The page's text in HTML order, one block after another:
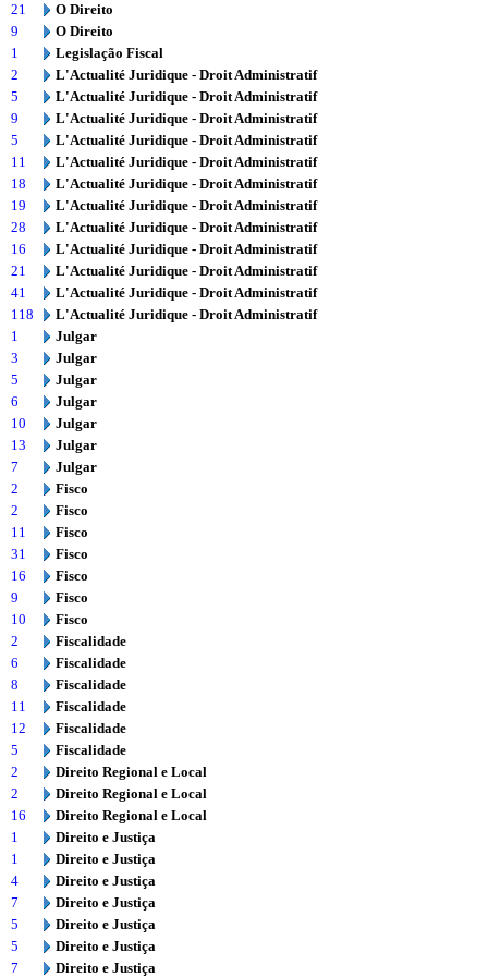
21
O Direito
9
O Direito
1
Legislação Fiscal
2
L'Actualité Juridique - Droit Administratif
5
L'Actualité Juridique - Droit Administratif
9
L'Actualité Juridique - Droit Administratif
5
L'Actualité Juridique - Droit Administratif
11
L'Actualité Juridique - Droit Administratif
18
L'Actualité Juridique - Droit Administratif
19
L'Actualité Juridique - Droit Administratif
28
L'Actualité Juridique - Droit Administratif
16
L'Actualité Juridique - Droit Administratif
21
L'Actualité Juridique - Droit Administratif
41
L'Actualité Juridique - Droit Administratif
118
L'Actualité Juridique - Droit Administratif
1
Julgar
3
Julgar
5
Julgar
6
Julgar
10
Julgar
13
Julgar
7
Julgar
2
Fisco
2
Fisco
11
Fisco
31
Fisco
16
Fisco
9
Fisco
10
Fisco
2
Fiscalidade
6
Fiscalidade
8
Fiscalidade
11
Fiscalidade
12
Fiscalidade
5
Fiscalidade
2
Direito Regional e Local
2
Direito Regional e Local
16
Direito Regional e Local
1
Direito e Justiça
1
Direito e Justiça
4
Direito e Justiça
7
Direito e Justiça
5
Direito e Justiça
5
Direito e Justiça
7
Direito e Justiça